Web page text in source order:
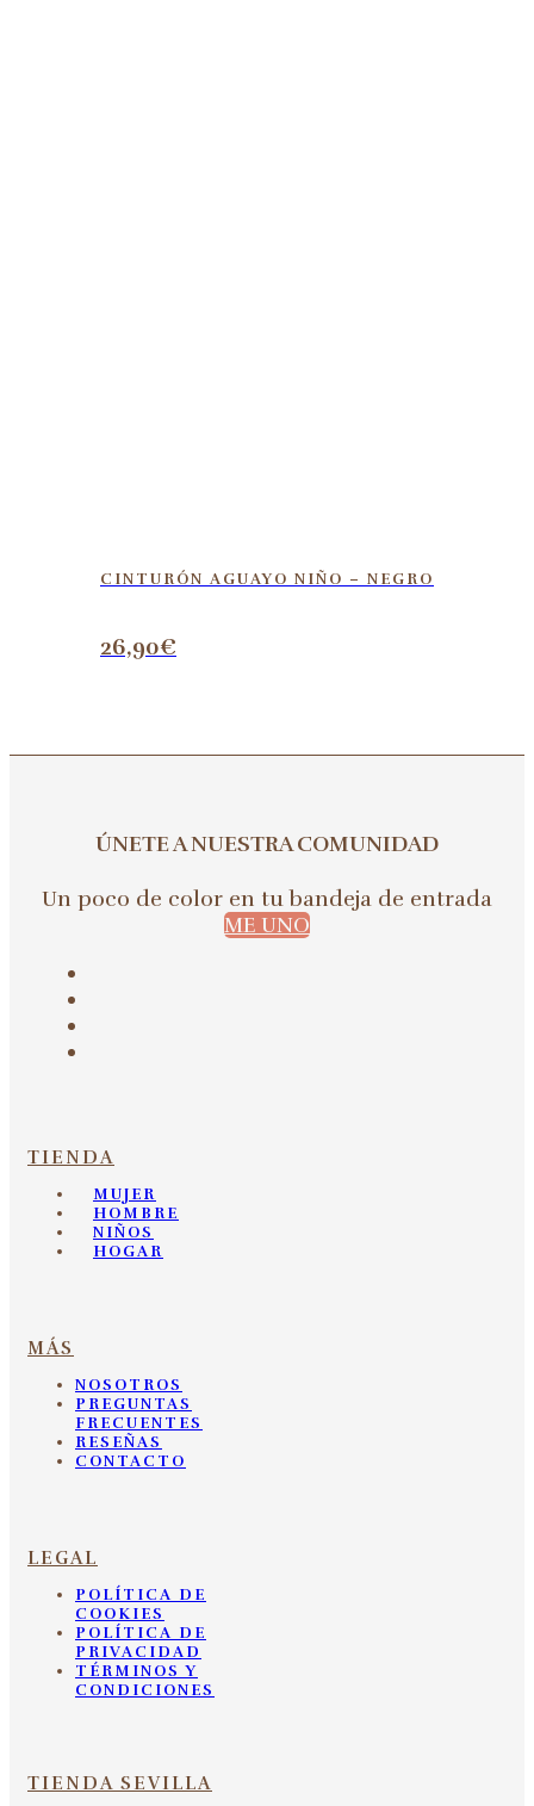
CINTURÓN AGUAYO NIÑO – NEGRO
26,90€
ÚNETE A NUESTRA COMUNIDAD
Un poco de color en tu bandeja de entrada
ME UNO
TIENDA
MUJER
HOMBRE
NIÑOS
HOGAR
MÁS
NOSOTROS
PREGUNTAS
FRECUENTES
RESEÑAS
CONTACTO
LEGAL
POLÍTICA DE
COOKIES
POLÍTICA DE
PRIVACIDAD
TÉRMINOS Y
CONDICIONES
TIENDA SEVILLA